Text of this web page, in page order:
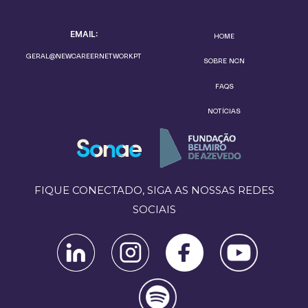
EMAIL:
GERAL@NEWCAREERNETWORK.PT
HOME
SOBRE NCN
FAQS
NOTÍCIAS
FIQUE CONECTADO, SIGA AS NOSSAS REDES
SOCIAIS